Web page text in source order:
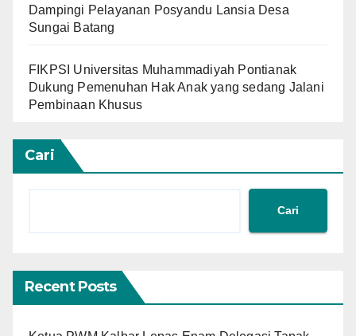
Dampingi Pelayanan Posyandu Lansia Desa
Sungai Batang
FIKPSI Universitas Muhammadiyah Pontianak
Dukung Pemenuhan Hak Anak yang sedang Jalani
Pembinaan Khusus
Cari
Cari
Recent Posts